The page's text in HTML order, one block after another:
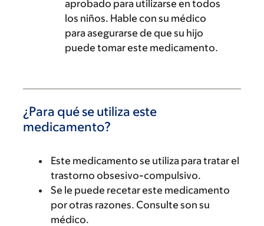
aprobado para utilizarse en todos
los niños. Hable con su médico
para asegurarse de que su hijo
puede tomar este medicamento.
¿Para qué se utiliza este
medicamento?
Este medicamento se utiliza para tratar el
trastorno obsesivo-compulsivo.
Se le puede recetar este medicamento
por otras razones. Consulte son su
médico.